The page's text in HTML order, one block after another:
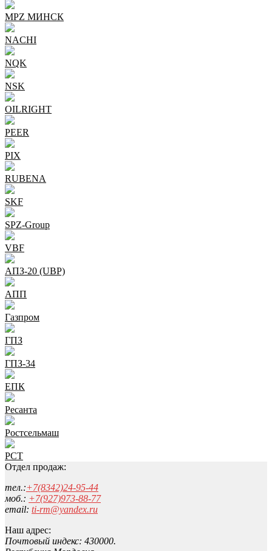
MPZ МИНСК
NACHI
NQK
NSK
OILRIGHT
PEER
PIX
RUBENA
SKF
SPZ-Group
VBF
АПЗ-20 (UBP)
АПП
Газпром
ГПЗ
ГПЗ-34
ЕПК
Ресанта
Ростсельмаш
РСТ
Отдел продаж:
тел.:+7(8342)24-95-44
моб.: +7(927)973-88-77
email: ti-rm@yandex.ru
Наш адрес:
Почтовый индекс: 430000.